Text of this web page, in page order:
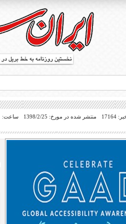
بریل در جهان
منتشر شده در مورخ: 1398/2/25 ساعت: 23:11